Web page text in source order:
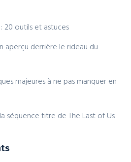
20 outils et astuces
aperçu derrière le rideau du
majeures à ne pas manquer en
séquence titre de The Last of Us